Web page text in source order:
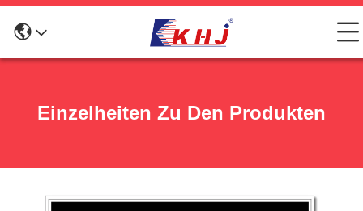
Einzelheiten Zu Den Produkten